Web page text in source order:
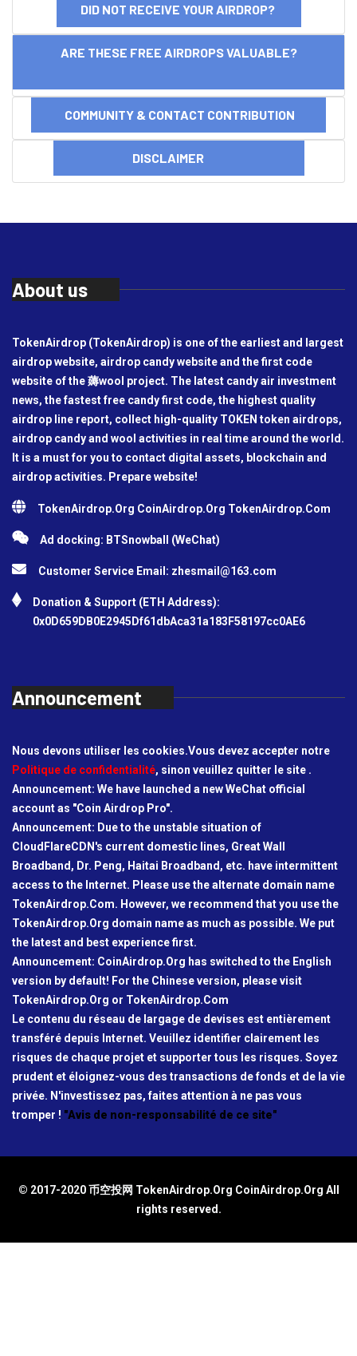
DID NOT RECEIVE YOUR AIRDROP?
ARE THESE FREE AIRDROPS VALUABLE?
COMMUNITY & CONTACT CONTRIBUTION
DISCLAIMER
About us
TokenAirdrop (TokenAirdrop) is one of the earliest and largest
airdrop website, airdrop candy website and the first code
website of the 薅wool project. The latest candy air investment
news, the fastest free candy first code, the highest quality
airdrop line report, collect high-quality TOKEN token airdrops,
airdrop candy and wool activities in real time around the world.
It is a must for you to contact digital assets, blockchain and
airdrop activities. Prepare website!
TokenAirdrop.Org CoinAirdrop.Org TokenAirdrop.Com
Ad docking: BTSnowball (WeChat)
Customer Service Email: zhesmail@163.com
Donation & Support (ETH Address):
0x0D659DB0E2945Df61dbAca31a183F58197cc0AE6
Announcement
Nous devons utiliser les cookies.Vous devez accepter notre
Politique de confidentialité, sinon veuillez quitter le site .
Announcement: We have launched a new WeChat official
account as "Coin Airdrop Pro".
Announcement: Due to the unstable situation of
CloudFlareCDN's current domestic lines, Great Wall
Broadband, Dr. Peng, Haitai Broadband, etc. have intermittent
access to the Internet. Please use the alternate domain name
TokenAirdrop.Com. However, we recommend that you use the
TokenAirdrop.Org domain name as much as possible. We put
the latest and best experience first.
Announcement: CoinAirdrop.Org has switched to the English
version by default! For the Chinese version, please visit
TokenAirdrop.Org or TokenAirdrop.Com
Le contenu du réseau de largage de devises est entièrement
transféré depuis Internet. Veuillez identifier clairement les
risques de chaque projet et supporter tous les risques. Soyez
prudent et éloignez-vous des transactions de fonds et de la vie
privée. N'investissez pas, faites attention à ne pas vous
tromper ! "Avis de non-responsabilité de ce site"
© 2017-2020 币空投网 TokenAirdrop.Org CoinAirdrop.Org All
rights reserved.